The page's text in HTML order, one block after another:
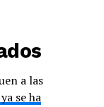
a las
se ha